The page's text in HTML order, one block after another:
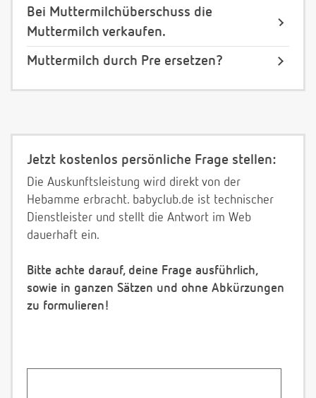
Bei Muttermilchüberschuss die
Muttermilch verkaufen.
Muttermilch durch Pre ersetzen?
Jetzt kostenlos persönliche Frage stellen:
Die Auskunftsleistung wird direkt von der
Hebamme erbracht. babyclub.de ist technischer
Dienstleister und stellt die Antwort im Web
dauerhaft ein.
Bitte achte darauf, deine Frage ausführlich,
sowie in ganzen Sätzen und ohne Abkürzungen
zu formulieren!